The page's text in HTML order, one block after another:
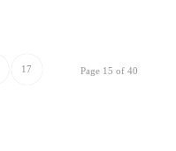
Page 15 of 40
17